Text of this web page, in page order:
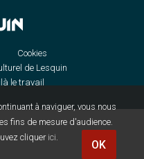
à naviguer, vous nous
fins de mesure d'audience.
cliquer ici.
Cookies
de Lesquin
le travail